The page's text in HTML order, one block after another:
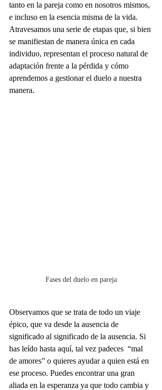
tanto en la pareja como en nosotros mismos,
e incluso en la esencia misma de la vida.
Atravesamos una serie de etapas que, si bien
se manifiestan de manera única en cada
individuo, representan el proceso natural de
adaptación frente a la pérdida y cómo
aprendemos a gestionar el duelo a nuestra
manera.
Fases del duelo en pareja
Observamos que se trata de todo un viaje
épico, que va desde la ausencia de
significado al significado de la ausencia. Si
has leído hasta aquí, tal vez padeces  “mal
de amores” o quieres ayudar a quien está en
ese proceso. Puedes encontrar una gran
aliada en la esperanza ya que todo cambia y